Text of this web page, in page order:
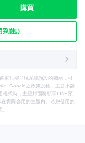
購買
飽）
單只能呈現系統預設的圖示，可
Google之政策規格，主題小舖
程式時，主題封面將顯示LINE預
實際套用的主題內。若您使用的